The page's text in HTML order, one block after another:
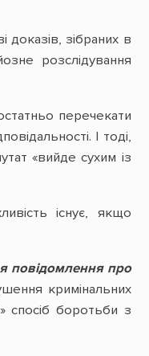
доказів, зібраних в
розслідування
перечекати
І тоді,
«вийде сухим із
існує, якщо
повідомлення про
кримінальних
спосіб боротьби з